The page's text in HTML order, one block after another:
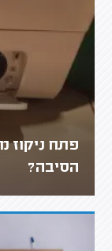
פתח ניקוז
הסיבה?